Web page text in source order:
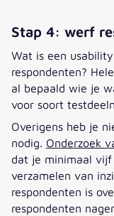
Stap 4: werf
Wat is een
respondenten?
al bepaald wie je
voor soort
Overigens heb je
nodig. Onderzoek
dat je minimaal
verzamelen van
respondenten is
respondenten